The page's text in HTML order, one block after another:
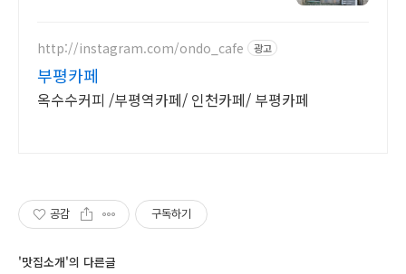
http://instagram.com/ondo_cafe 광고
부평카페
옥수수커피 /부평역카페/ 인천카페/ 부평카페
공감 구독하기
'맛집소개'의 다른글